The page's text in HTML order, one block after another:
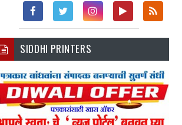
Fac
Ebo
Ok
Twi
Tter
Inst
Agr
Am
You
E
SIDDHI PRINTERS